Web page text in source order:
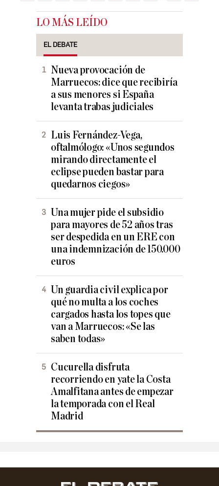
LO MÁS LEÍDO
EL DEBATE
Nueva provocación de
Marruecos: dice que recibiría
a sus menores si España
levanta trabas judiciales
Luis Fernández-Vega,
oftalmólogo: «Unos segundos
mirando directamente el
eclipse pueden bastar para
quedarnos ciegos»
Una mujer pide el subsidio
para mayores de 52 años tras
ser despedida en un ERE con
una indemnización de 150.000
euros
Un guardia civil explica por
qué no multa a los coches
cargados hasta los topes que
van a Marruecos: «Se las
saben todas»
Cucurella disfruta
recorriendo en yate la Costa
Amalfitana antes de empezar
la temporada con el Real
Madrid